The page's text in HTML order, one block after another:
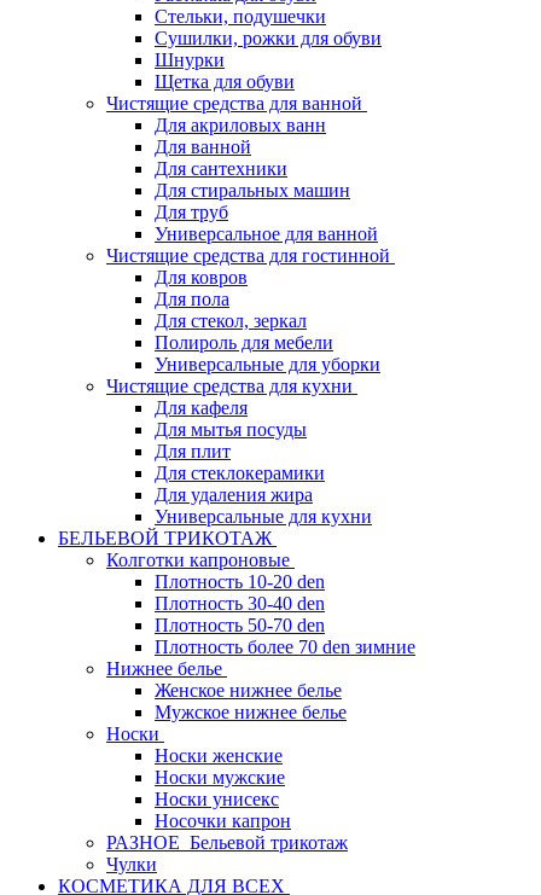
Стельки, подушечки
Сушилки, рожки для обуви
Шнурки
Щетка для обуви
Чистящие средства для ванной
Для акриловых ванн
Для ванной
Для сантехники
Для стиральных машин
Для труб
Универсальное для ванной
Чистящие средства для гостинной
Для ковров
Для пола
Для стекол, зеркал
Полироль для мебели
Универсальные для уборки
Чистящие средства для кухни
Для кафеля
Для мытья посуды
Для плит
Для стеклокерамики
Для удаления жира
Универсальные для кухни
БЕЛЬЕВОЙ ТРИКОТАЖ
Колготки капроновые
Плотность 10-20 den
Плотность 30-40 den
Плотность 50-70 den
Плотность более 70 den зимние
Нижнее белье
Женское нижнее белье
Мужское нижнее белье
Носки
Носки женские
Носки мужские
Носки унисекс
Носочки капрон
РАЗНОЕ_Бельевой трикотаж
Чулки
КОСМЕТИКА ДЛЯ ВСЕХ